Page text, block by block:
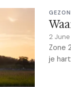
2
Zone
je